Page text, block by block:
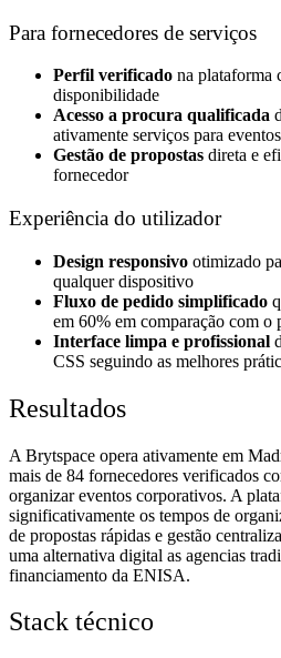
Para fornecedores de serviços
Perfil verificado na plataforma
disponibilidade
Acesso a procura qualificada
ativamente serviços para eventos
Gestão de propostas direta e
fornecedor
Experiência do utilizador
Design responsivo otimizado
qualquer dispositivo
Fluxo de pedido simplificado
em 60% em comparação com o
Interface limpa e profissional
CSS seguindo as melhores
Resultados
A Brytspace opera ativamente em
mais de 84 fornecedores verificados
organizar eventos corporativos. A
significativamente os tempos de
de propostas rápidas e gestão
uma alternativa digital as agencias
financiamento da ENISA.
Stack técnico